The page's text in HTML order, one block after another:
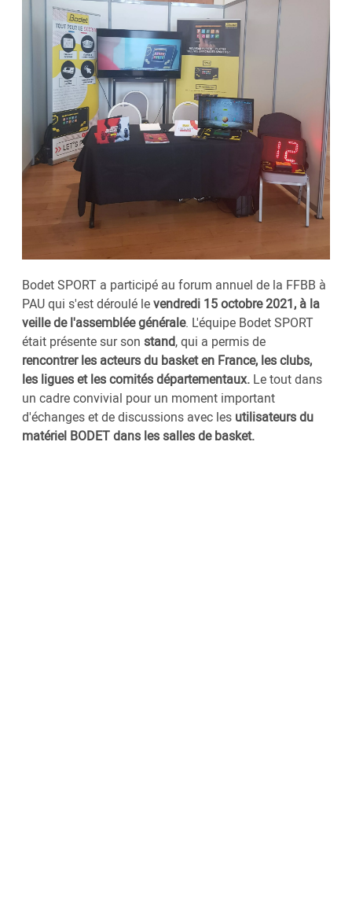
Bodet SPORT a participé au forum annuel de la FFBB à
PAU qui s'est déroulé levendredi 15 octobre 2021, à la
veille de l'assemblée générale. L'équipe Bodet SPORT
était présente sur son stand, qui a permis de
rencontrer les acteurs du basket en France, les clubs,
les ligues et les comités départementaux. Le tout dans
un cadre convivial pour un moment important
d'échanges et de discussions avec les utilisateurs du
matériel BODET dans les salles de basket.